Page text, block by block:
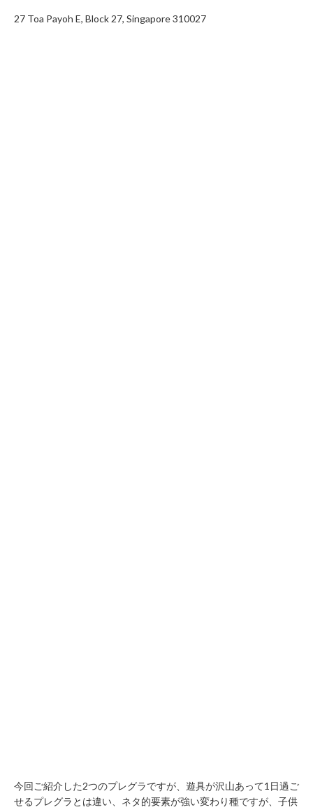
27 Toa Payoh E, Block 27, Singapore 310027
今回ご紹介した2つのプレグラですが、遊具が沢山あって1日過ご
せるプレグラとは違い、ネタ的要素が強い変わり種ですが、子供